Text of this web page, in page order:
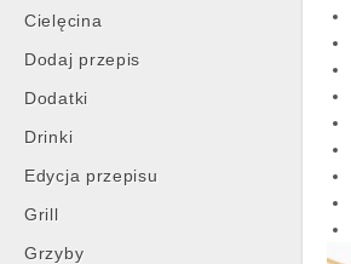
Cielęcina
Dodaj przepis
Dodatki
Drinki
Edycja przepisu
Grill
Grzyby